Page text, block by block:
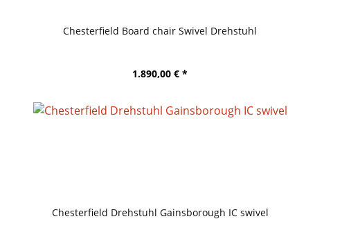
Chesterfield Board chair Swivel Drehstuhl
1.890,00 € *
Chesterfield Drehstuhl Gainsborough IC swivel